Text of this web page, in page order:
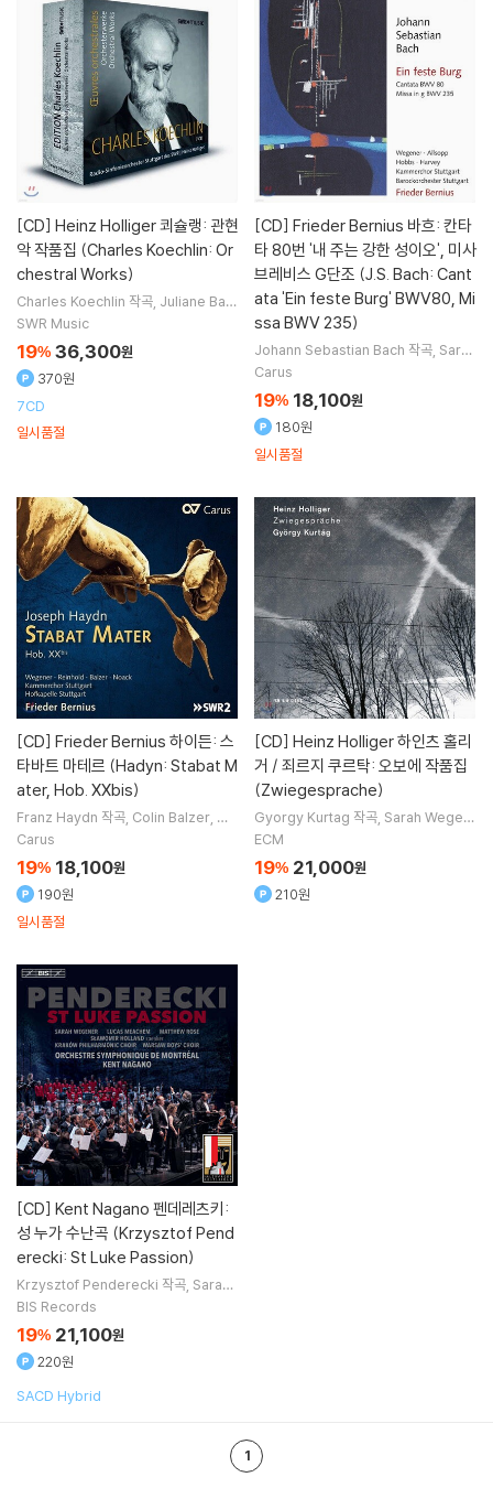
[CD] Heinz Holliger 쾨슐랭: 관현
악 작품집 (Charles Koechlin: Or
chestral Works)
Charles Koechlin 작곡 Juliane Ban
se Sarah Wegener
SWR Music
19% 36,300원
370원
7CD
일시품절
[CD] Frieder Bernius 바흐: 칸타
타 80번 '내 주는 강한 성이오', 미사
브레비스 G단조 (J.S. Bach: Cant
ata 'Ein feste Burg' BWV80, Mi
ssa BWV 235)
Johann Sebastian Bach 작곡 Sarah
Wegener
Carus
19% 18,100원
180원
일시품절
[CD] Frieder Bernius 하이든: 스
타바트 마테르 (Hadyn: Stabat M
ater, Hob. XXbis)
Franz Haydn 작곡 Colin Balzer Ma
rie Henriette Reinhold
Carus
19% 18,100원
190원
일시품절
[CD] Heinz Holliger 하인츠 홀리
거 / 죄르지 쿠르탁: 오보에 작품집
(Zwiegesprache)
Gyorgy Kurtag 작곡 Sarah Wegen
er노래
ECM
19% 21,000원
210원
[CD] Kent Nagano 펜데레츠키:
성 누가 수난곡 (Krzysztof Pend
erecki: St Luke Passion)
Krzysztof Penderecki 작곡 Sarah
Wegener Lucas Meachem
BIS Records
19% 21,100원
220원
SACD Hybrid
1